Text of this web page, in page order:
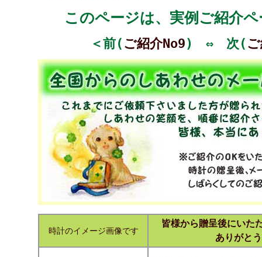
このページは、実例ご紹介
＜前(ご紹介No9) ⇔ 次(
時計のイメージ画像です
皆様から贈呈後にい
ありがと